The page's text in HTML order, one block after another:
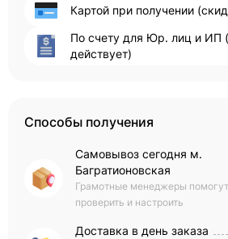
Картой при получении
По счету для Юр. лиц и ИП
действует)
Способы получения
Самовывоз сегодня м.
Багратионовская
Грамотные менеджеры
проверить и настроить
Доставка в день заказа